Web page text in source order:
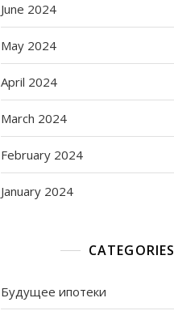
June 2024
May 2024
April 2024
March 2024
February 2024
January 2024
CATEGORIES
Будущее ипотеки